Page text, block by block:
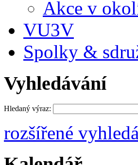
Akce v
VU3V
Spolky &
Vyhledávání
Hledaný výraz:
rozšířené